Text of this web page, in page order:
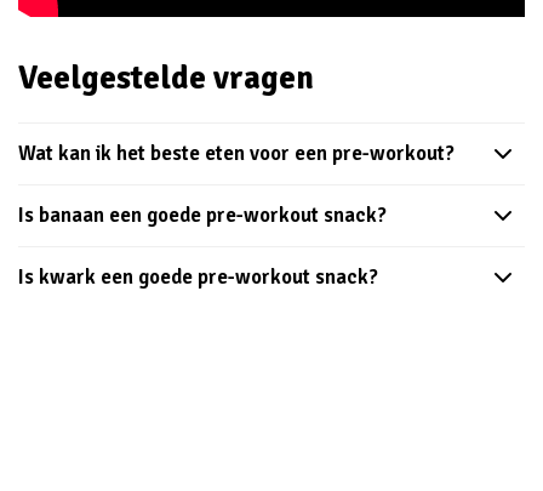
Veelgestelde vragen
Wat kan ik het beste eten voor een pre-workout?
Is banaan een goede pre-workout snack?
Is kwark een goede pre-workout snack?